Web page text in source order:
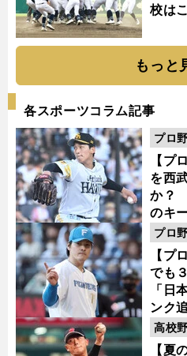
校は
もっと
各スポーツコラム記事
【プ
を西
か？
のキ
プロ
【プ
でも
「日
ンク
プロ
【夏
高校